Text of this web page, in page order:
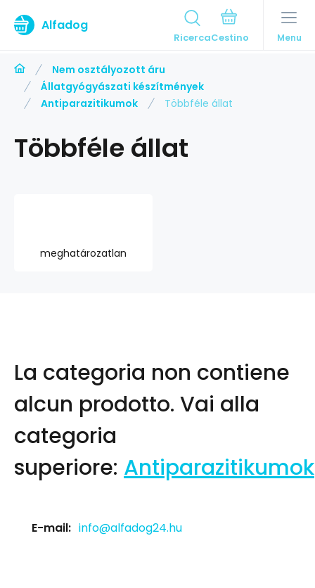
Alfadog
Ricerca Menu
Nem osztályozott áru
Állatgyógyászati készítmények
Antiparazitikumok
Többféle állat
Többféle állat
meghatározatlan
La categoria non contiene
alcun prodotto. Vai alla
categoria
superiore: Antiparazitikumok
E-mail: info@alfadog24.hu